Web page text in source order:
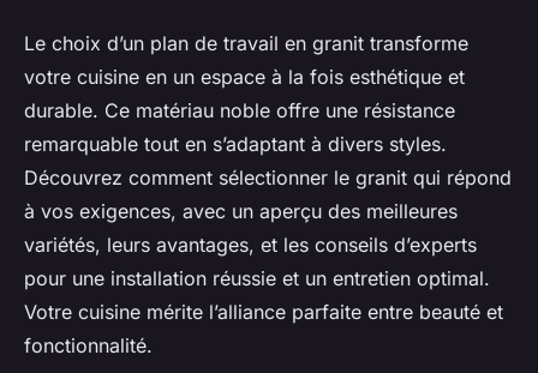
Les meilleurs plans de travail
en granit pour votre cuisine
Lana•17 février 2026•11 min de lecture
Le choix d’un plan de travail en granit transforme
votre cuisine en un espace à la fois esthétique et
durable. Ce matériau noble offre une résistance
remarquable tout en s’adaptant à divers styles.
Découvrez comment sélectionner le granit qui répond
à vos exigences, avec un aperçu des meilleures
variétés, leurs avantages, et les conseils d’experts
pour une installation réussie et un entretien optimal.
Votre cuisine mérite l’alliance parfaite entre beauté et
fonctionnalité.